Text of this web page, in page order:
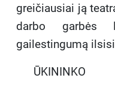
greičiausiai ją
darbo garbės
gailestingumą
ŪKININKO